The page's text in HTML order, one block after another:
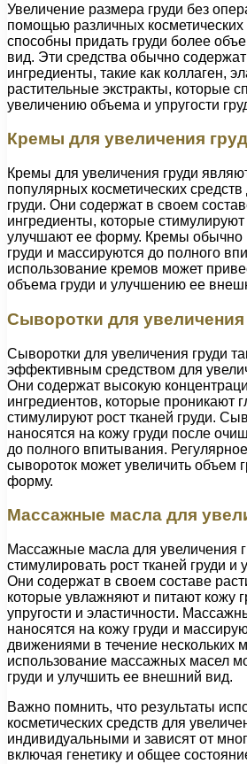
Увеличение размера груди без
помощью различных косметических
способны придать груди более
вид. Эти средства обычно
ингредиенты, такие как коллаген,
растительные экстракты, которые
увеличению объема и упругости
Кремы для увеличения
Кремы для увеличения груди
популярных косметических
груди. Они содержат в своем
ингредиенты, которые стимулируют
улучшают ее форму. Кремы обычно
груди и массируются до полного
использование кремов может
объема груди и улучшению ее
Сыворотки для увеличения
Сыворотки для увеличения груди
эффективным средством для
Они содержат высокую
ингредиентов, которые проникают
стимулируют рост тканей груди.
наносятся на кожу груди после
до полного впитывания.
сывороток может увеличить объем
форму.
Массажные масла для
Массажные масла для увеличения
стимулировать рост тканей груди
Они содержат в своем составе
которые увлажняют и питают кожу
упругости и эластичности.
наносятся на кожу груди и
движениями в течение нескольких
использование массажных масел
груди и улучшить ее внешний вид.
Важно помнить, что результаты
косметических средств для
индивидуальными и зависят от
включая генетику и общее